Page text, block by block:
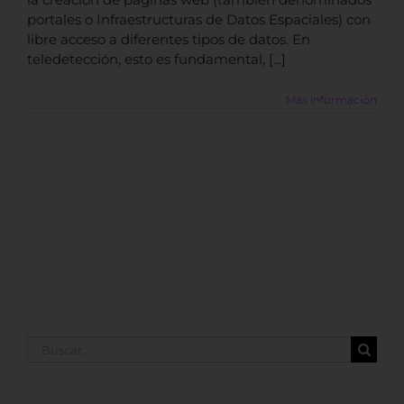
portales o Infraestructuras de Datos Espaciales) con
libre acceso a diferentes tipos de datos. En
teledetección, esto es fundamental, [...]
Más información